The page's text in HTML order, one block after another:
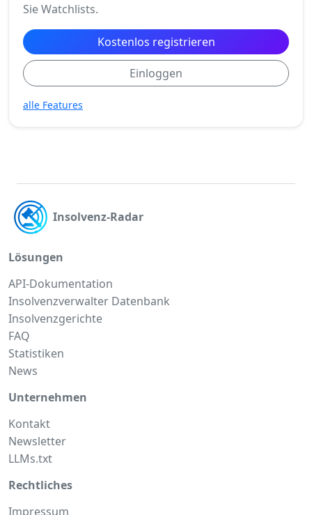
Sie Watchlists.
Kostenlos registrieren
Einloggen
alle Features
Insolvenz-Radar
Lösungen
API-Dokumentation
Insolvenzverwalter Datenbank
Insolvenzgerichte
FAQ
Statistiken
News
Unternehmen
Kontakt
Newsletter
LLMs.txt
Rechtliches
Impressum